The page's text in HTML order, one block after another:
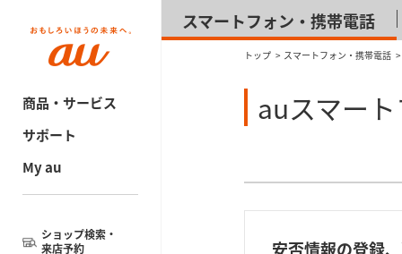
商品・サービス
サポート
My au
ショップ検索・
来店予約
スマートフォン・携帯電話
トップ スマートフォン・携帯電話
auスマー
安否情報の登録